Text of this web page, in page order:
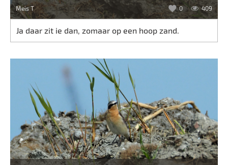
Meis T 0 409
Ja daar zit ie dan, zomaar op een hoop zand.